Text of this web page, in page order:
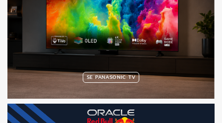
SE PANASONIC TV